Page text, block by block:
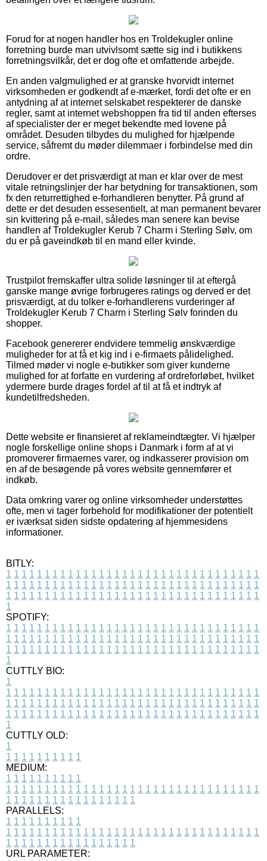
Forud for at nogen handler hos en Troldekugler online
forretning burde man utvivlsomt sætte sig ind i butikkens
forretningsvilkår, det er dog ofte et omfattende arbejde.
En anden valgmulighed er at granske hvorvidt internet
virksomheden er godkendt af e-mærket, fordi det ofte er en
antydning af at internet selskabet respekterer de danske
regler, samt at internet webshoppen fra tid til anden efterses
af specialister der er meget bekendte med lovene på
området. Desuden tilbydes du mulighed for hjælpende
service, såfremt du møder dilemmaer i forbindelse med din
ordre.
Derudover er det prisværdigt at man er klar over de mest
vitale retningslinjer der har betydning for transaktionen, som
fx den returrettighed e-forhandleren benytter. På grund af
dette er det desuden essesentielt, at man permanent bevarer
sin kvittering på e-mail, således man senere kan bevise
handlen af Troldekugler Kerub 7 Charm i Sterling Sølv, om
du er på gaveindkøb til en mand eller kvinde.
Trustpilot fremskaffer ultra solide løsninger til at eftergå
ganske mange øvrige forbrugeres ratings og derved er det
prisværdigt, at du tolker e-forhandlerens vurderinger af
Troldekugler Kerub 7 Charm i Sterling Sølv forinden du
shopper.
Facebook genererer endvidere temmelig ønskværdige
muligheder for at få et kig ind i e-firmaets pålidelighed.
Tilmed møder vi nogle e-butikker som giver kunderne
mulighed for at forfatte en vurdering af ordreforløbet, hvilket
ydermere burde drages fordel af til at få et indtryk af
kundetilfredsheden.
Dette website er finansieret af reklameindtægter. Vi hjælper
nogle forskellige online shops i Danmark i form af at vi
promoverer firmaernes varer, og indkasserer provision om
en af de besøgende på vores website gennemfører et
indkøb.
Data omkring varer og online virksomheder understøttes
ofte, men vi tager forbehold for modifikationer der potentielt
er iværksat siden sidste opdatering af hjemmesidens
informationer.
BITLY:
1 1 1 1 1 1 1 1 1 1 1 1 1 1 1 1 1 1 1 1 1 1 1 1 1 1 1 1 1 1 1 1 1
1 1 1 1 1 1 1 1 1 1 1 1 1 1 1 1 1 1 1 1 1 1 1 1 1 1 1 1 1 1 1 1 1
1 1 1 1 1 1 1 1 1 1 1 1 1 1 1 1 1 1 1 1 1 1 1 1 1 1 1 1 1 1 1 1 1
1
SPOTIFY:
1 1 1 1 1 1 1 1 1 1 1 1 1 1 1 1 1 1 1 1 1 1 1 1 1 1 1 1 1 1 1 1 1
1 1 1 1 1 1 1 1 1 1 1 1 1 1 1 1 1 1 1 1 1 1 1 1 1 1 1 1 1 1 1 1 1
1 1 1 1 1 1 1 1 1 1 1 1 1 1 1 1 1 1 1 1 1 1 1 1 1 1 1 1 1 1 1 1 1
1
CUTTLY BIO:
1
1 1 1 1 1 1 1 1 1 1 1 1 1 1 1 1 1 1 1 1 1 1 1 1 1 1 1 1 1 1 1 1 1
1 1 1 1 1 1 1 1 1 1 1 1 1 1 1 1 1 1 1 1 1 1 1 1 1 1 1 1 1 1 1 1 1
1 1 1 1 1 1 1 1 1 1 1 1 1 1 1 1 1 1 1 1 1 1 1 1 1 1 1 1 1 1 1 1 1
1
CUTTLY OLD:
1
1 1 1 1 1 1 1 1 1 1
MEDIUM:
1 1 1 1 1 1 1 1 1 1
1 1 1 1 1 1 1 1 1 1 1 1 1 1 1 1 1 1 1 1 1 1 1 1 1 1 1 1 1 1 1 1 1
1 1 1 1 1 1 1 1 1 1 1 1 1 1 1 1 1
PARALLELS:
1 1 1 1 1 1 1 1 1 1
1 1 1 1 1 1 1 1 1 1 1 1 1 1 1 1 1 1 1 1 1 1 1 1 1 1 1 1 1 1 1 1 1
1 1 1 1 1 1 1 1 1 1 1 1 1 1 1 1 1
URL PARAMETER: